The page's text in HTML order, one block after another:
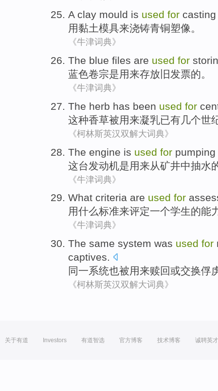
A clay mould is used for casting
用黏土模具来浇铸青铜塑像。
《牛津词典》
The blue files are used for
蓝色卷宗是用来存放 旧 发票的。
《牛津词典》
The herb has been used for
这种香草被用来凝乳已有几个世
《柯林斯英汉双解大词典》
The engine is used for
这台发动机是用来从矿井中抽水
《牛津词典》
What criteria are used for
用什么标准来评定一个学生的能
《牛津词典》
The same system was used for
captives.
同一系统也被用来赎回或交换俘
《柯林斯英汉双解大词典》
关于有道 Investors 有道智选 官方博客 技术博客 诚聘英才